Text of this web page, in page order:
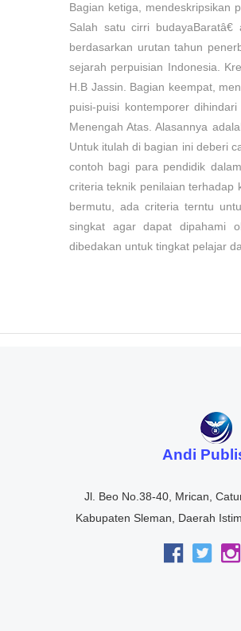
Bagian ketiga, mendeskripsikan
Salah satu cirri
berdasarkan urutan tahun
sejarah perpuisian Indonesia.
H.B Jassin. Bagian keempat,
puisi-puisi kontemporer
Menengah Atas. Alasannya
Untuk itulah di bagian ini deberi
contoh bagi para pendidik
criteria teknik penilaian terhadap
bermutu, ada criteria terntu
singkat agar dapat dipahami
dibedakan untuk tingkat pelajar
Andi
Jl. Beo No.38-40, Mrican,
Kabupaten Sleman, Daerah